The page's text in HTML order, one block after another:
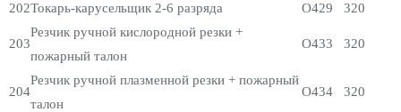
202Токарь-карусельщик 2-6 разряда О429 320
203
Резчик ручной кислородной резки +
пожарный талон
О433 320
204
Резчик ручной плазменной резки + пожарный
талон
О434 320